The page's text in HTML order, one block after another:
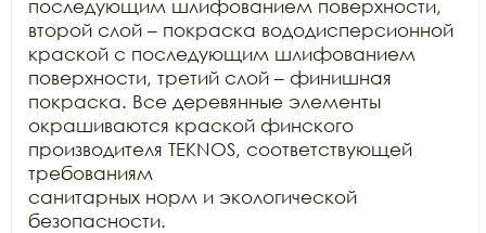
последующим шлифованием поверхности,
второй слой – покраска вододисперсионной
краской с последующим шлифованием
поверхности, третий слой – финишная
покраска. Все деревянные элементы
окрашиваются краской финского
производителя TEKNOS, соответствующей
требованиям
санитарных норм и экологической
безопасности.